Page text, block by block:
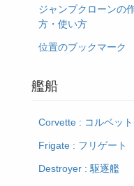
ジャンプクローンの
方・使い方
位置のブックマーク
艦船
Corvette : コルベット
Frigate : フリゲート
Destroyer : 駆逐艦